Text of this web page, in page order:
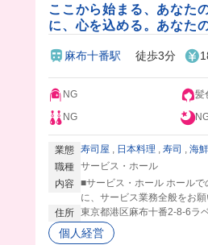
ここから始まる、あなた
に、心を込める。あなた
麻布十番駅 徒歩3分
NG
髪
NG
業態 寿司屋 日本料理 寿司 海鮮
職種 サービス・ホール
内容 ■サービス・ホール ホール
に、サービス業務全般をお願
住所 東京都港区麻布十番2-8-6ラ
個人経営